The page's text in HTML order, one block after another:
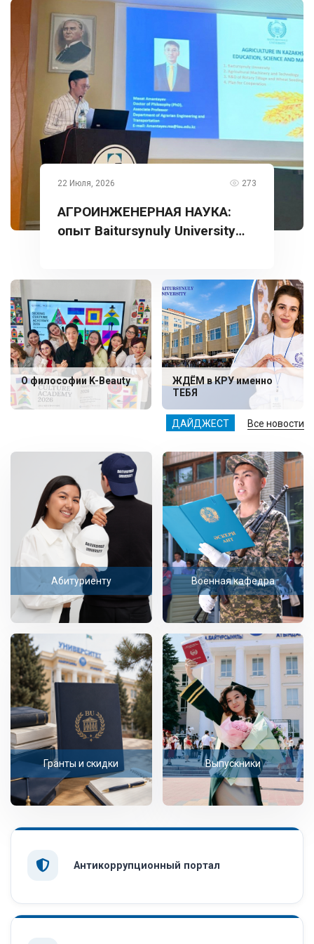
ДАЙДЖЕСТ Все новости
22 Июля, 2026 273
АГРОИНЖЕНЕРНАЯ НАУКА:
опыт Baitursynuly University
О философии K-Beauty
ЖДЁМ в КРУ именно
ТЕБЯ
Абитуриенту Военная кафедра
Гранты и скидки Выпускники
Антикоррупционный портал